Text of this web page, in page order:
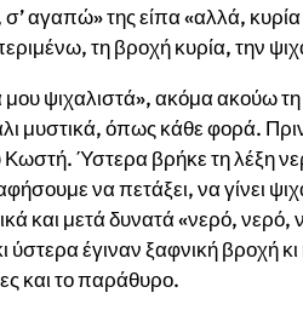
αγαπώ» της είπα «αλλά,
τη βροχή κυρία, την
μου ψιχαλιστά», ακόμα ακούω
μυστικά, όπως κάθε φορά. Πριν
Κωστή. Ύστερα βρήκε τη λέξη
να πετάξει, να γίνει
και μετά δυνατά «νερό,
ύστερα έγιναν ξαφνική βροχή
και το παράθυρο.